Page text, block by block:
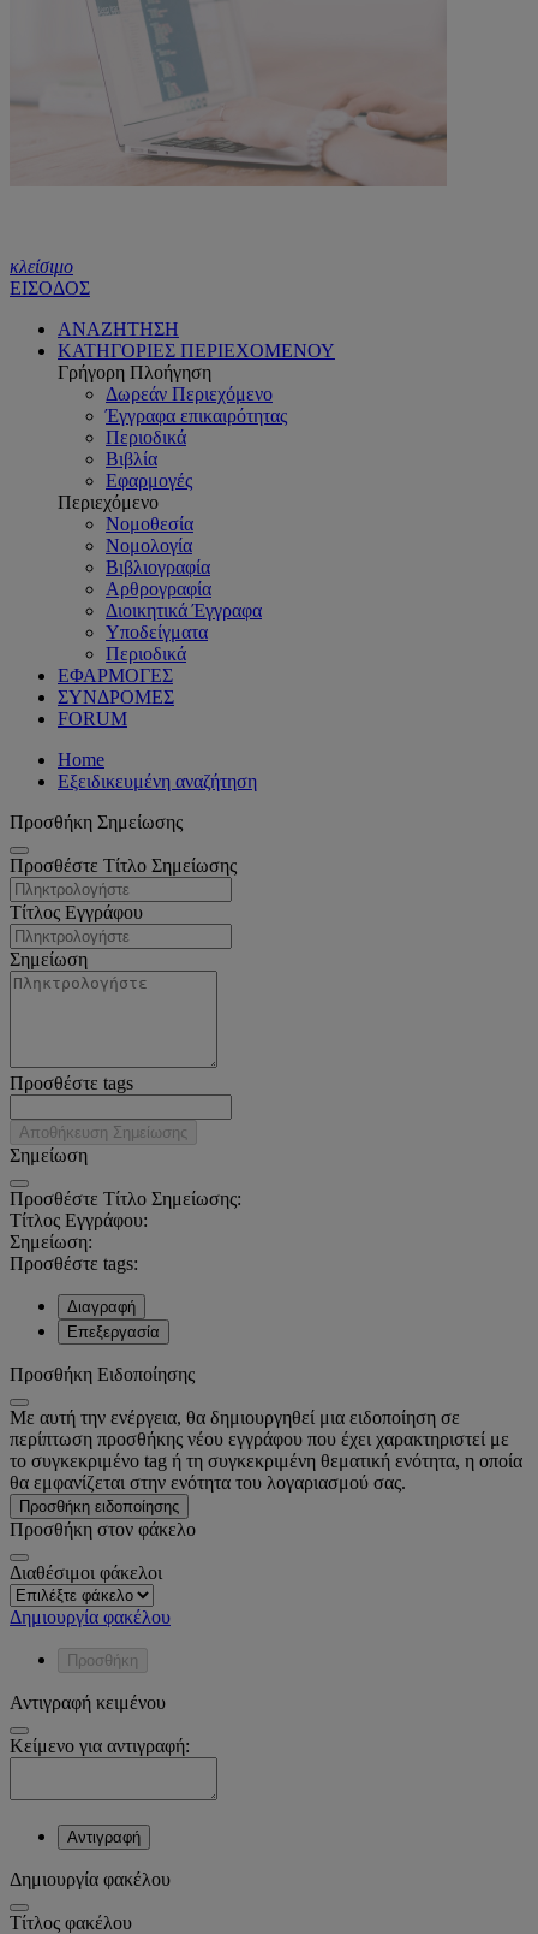
κλείσιμο
ΕΙΣΟΔΟΣ
ΑΝΑΖΗΤΗΣΗ
ΚΑΤΗΓΟΡΙΕΣ ΠΕΡΙΕΧΟΜΕΝΟΥ
Γρήγορη Πλοήγηση
Δωρεάν Περιεχόμενο
Έγγραφα επικαιρότητας
Περιοδικά
Βιβλία
Εφαρμογές
Περιεχόμενο
Νομοθεσία
Νομολογία
Βιβλιογραφία
Αρθρογραφία
Διοικητικά Έγγραφα
Υποδείγματα
Περιοδικά
ΕΦΑΡΜΟΓΕΣ
ΣΥΝΔΡΟΜΕΣ
FORUM
Home
Εξειδικευμένη αναζήτηση
Προσθήκη Σημείωσης
Προσθέστε Τίτλο Σημείωσης
Τίτλος Εγγράφου
Σημείωση
Προσθέστε tags
Αποθήκευση Σημείωσης
Σημείωση
Προσθέστε Τίτλο Σημείωσης:
Τίτλος Εγγράφου:
Σημείωση:
Προσθέστε tags:
Διαγραφή
Επεξεργασία
Προσθήκη Ειδοποίησης
Με αυτή την ενέργεια, θα δημιουργηθεί μια ειδοποίηση σε
περίπτωση προσθήκης νέου εγγράφου που έχει χαρακτηριστεί με
το συγκεκριμένο tag ή τη συγκεκριμένη θεματική ενότητα, η οποία
θα εμφανίζεται στην ενότητα του λογαριασμού σας.
Προσθήκη ειδοποίησης
Προσθήκη στον φάκελο
Διαθέσιμοι φάκελοι
Δημιουργία φακέλου
Προσθήκη
Αντιγραφή κειμένου
Κείμενο για αντιγραφή:
Αντιγραφή
Δημιουργία φακέλου
Tίτλος φακέλου